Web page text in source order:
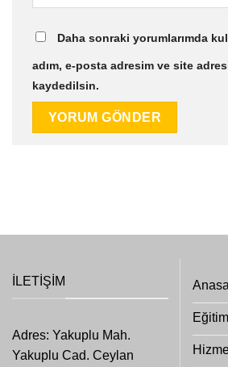
Daha sonraki yorumlarımda
adım, e-posta adresim ve site
kaydedilsin.
İLETIŞIM
Adres: Yakuplu Mah.
Yakuplu Cad. Ceylan